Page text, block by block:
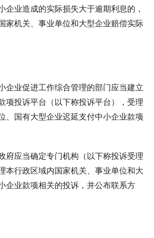
企业造成的实际损失大于逾期利息的，
家机关、事业单位和大型企业赔偿实际
企业促进工作综合管理的部门应当建立
项投诉平台（以下称投诉平台），受理
、国有大型企业迟延支付中小企业款项
府应当确定专门机构（以下称投诉受理
本行政区域内国家机关、事业单位和大
企业款项相关的投诉，并公布联系方